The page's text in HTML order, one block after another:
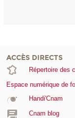
ACCÈS DIRECTS
Répertoire des
Espace numérique de
Handi'Cnam
Cnam blog